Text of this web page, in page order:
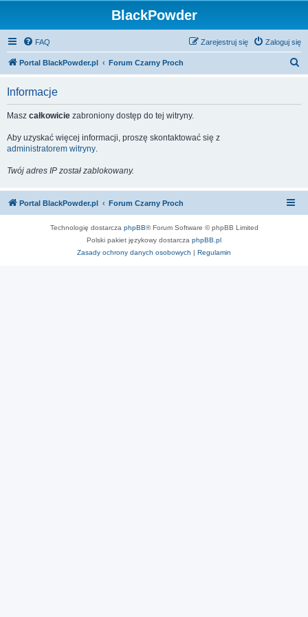
BlackPowder
FAQ Zaloguj się
Zarejestruj się
Portal BlackPowder.pl Forum Czarny Proch
Informacje
Masz całkowicie zabroniony dostęp do tej witryny.
Aby uzyskać więcej informacji, proszę skontaktować się z
administratorem witryny.
Twój adres IP został zablokowany.
Portal BlackPowder.pl Forum Czarny Proch
Technologię dostarcza phpBB® Forum Software © phpBB Limited
Polski pakiet językowy dostarcza phpBB.pl
Zasady ochrony danych osobowych | Regulamin